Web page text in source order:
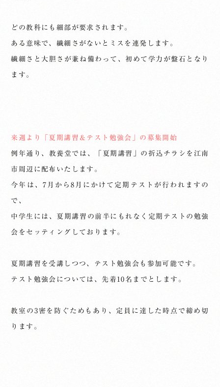
どの教科にも細部が要求されます。
ある意味で、繊細さがないとミスを連発します。
繊細さと大胆さが兼ね備わって、初めて学力が盤石となり
ます。
来週より「夏期講習＆テスト勉強会」の募集開始
例年通り、教養堂では、「夏期講習」の折込チラシを江南
市周辺に配布いたします。
今年は、7月から8月にかけて定期テストが行われますの
で、
中学生には、夏期講習の前半にもれなく定期テストの勉強
会をセッティングしております。
夏期講習を受講しつつ、テスト勉強会も参加可能です。
テスト勉強会については、先着10名までとします。
教室の3密を防ぐためもあり、定員に達した時点で締め切
ります。